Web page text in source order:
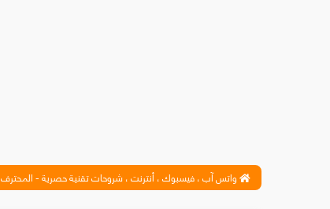
واتس آب ، فيسبوك ، أنترنت ، شروحات تقنية حصرية - المحترف